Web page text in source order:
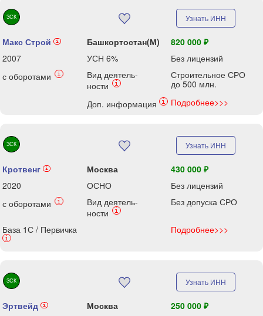
ЗСК Узнать ИНН
Макс Строй i Башкортостан(М)
820 000 ₽
2007
УСН 6%
Без лицензий
с оборотами
i
Вид деятель-
ности
i
Строительное СРО
до 500 млн.
Доп. информация
i Подробнее>>>
ЗСК Узнать ИНН
Кротвенг i Москва
430 000 ₽
2020
ОСНО
Без лицензий
с оборотами
i
Вид деятель-
ности
i
Без допуска СРО
База 1С / Первичка
i
Подробнее>>>
ЗСК Узнать ИНН
Эртвейд i Москва 250 000 ₽